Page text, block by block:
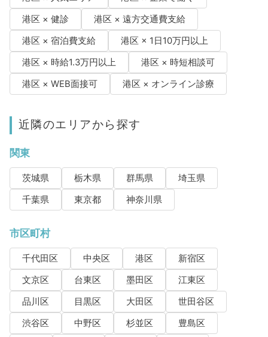
港区 × 健診
港区 × 遠方交通費支給
港区 × 宿泊費支給
港区 × 1日10万円以上
港区 × 時給1.3万円以上
港区 × 時短相談可
港区 × WEB面接可
港区 × オンライン診療
近隣のエリアから探す
関東
茨城県 栃木県 群馬県
埼玉県
千葉県
東京都 神奈川県
市区町村
千代田区 中央区 港区
新宿区
文京区
台東区 墨田区
江東区
品川区
目黒区 大田区
世田谷区
渋谷区
中野区 杉並区
豊島区